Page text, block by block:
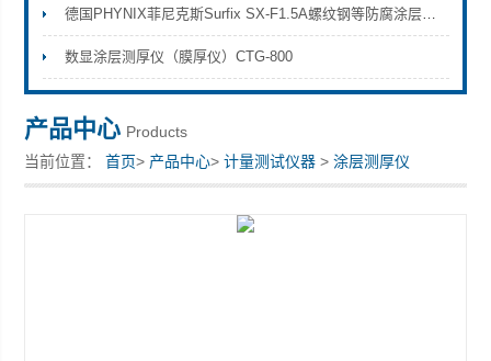
德国PHYNIX菲尼克斯Surfix SX-F1.5A螺纹钢等防腐涂层厚度测量方案
数显涂层测厚仪（膜厚仪）CTG-800
产品中心 Products
当前位置：首页> 产品中心>计量测试仪器 >涂层测厚仪